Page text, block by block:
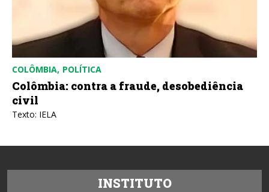
COLÔMBIA POLÍTICA
Colômbia: contra a fraude, desobediência
civil
Texto: IELA
INSTITUTO